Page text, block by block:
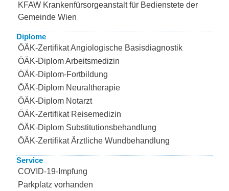
KFAW Krankenfürsorgeanstalt für Bedienstete der
Gemeinde Wien
Diplome
ÖÄK-Zertifikat Angiologische Basisdiagnostik
ÖÄK-Diplom Arbeitsmedizin
ÖÄK-Diplom-Fortbildung
ÖÄK-Diplom Neuraltherapie
ÖÄK-Diplom Notarzt
ÖÄK-Zertifikat Reisemedizin
ÖÄK-Diplom Substitutionsbehandlung
ÖÄK-Zertifikat Ärztliche Wundbehandlung
Service
COVID-19-Impfung
Parkplatz vorhanden